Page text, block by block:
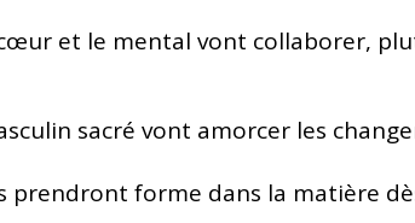
et le mental vont collaborer,
sacré vont amorcer les
prendront forme dans la matière